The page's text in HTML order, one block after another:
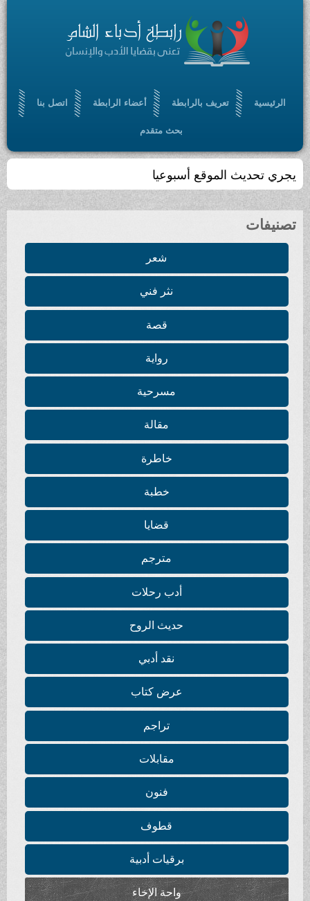
الرئيسية تعريف بالرابطة أعضاء الرابطة اتصل بنا
بحث متقدم
يجري تحديث الموقع أسبوعيا
تصنيفات
شعر
نثر فني
قصة
رواية
مسرحية
مقالة
خاطرة
خطبة
قضايا
مترجم
أدب رحلات
حديث الروح
نقد أدبي
عرض كتاب
تراجم
مقابلات
فنون
قطوف
برقيات أدبية
واحة الإخاء